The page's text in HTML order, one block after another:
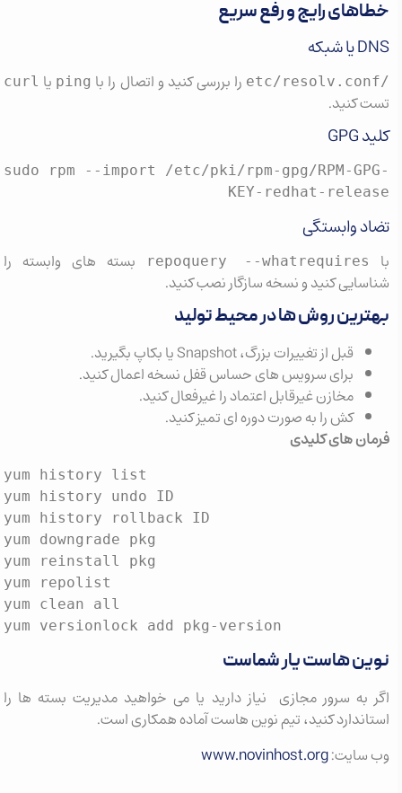
خطاهای رایج و رفع سریع
DNS یا شبکه
/etc/resolv.conf را بررسی کنید و اتصال را باpingیا curl
تست کنید.
کلید GPG
sudo rpm --import /etc/pki/rpm-gpg/RPM-GPG-
KEY-redhat-release
تضاد وابستگی
با repoquery --whatrequiresبسته های وابسته را
شناسایی کنید و نسخه سازگار نصب کنید.
بهترین روش ها در محیط تولید
قبل از تغییرات بزرگ، Snapshot یا بکاپ بگیرید.
برای سرویس های حساس قفل نسخه اعمال کنید.
مخازن غیرقابل اعتماد را غیرفعال کنید.
کش را به صورت دوره ای تمیز کنید.
فرمان های کلیدی
yum history list
yum history undo ID
yum history rollback ID
yum downgrade pkg
yum reinstall pkg
yum repolist
yum clean all
نوین هاست یار شماست
اگر به سرور مجازی نیاز دارید یا می خواهید مدیریت بسته ها را
استاندارد کنید، تیم نوین هاست آماده همکاری است.
وب سایت:www.novinhost.org